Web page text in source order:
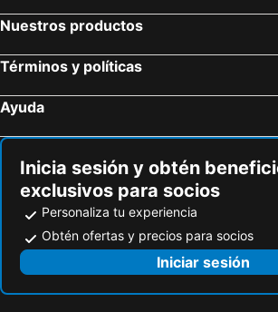
Nuestros productos
Términos y políticas
Ayuda
Inicia sesión y obtén
exclusivos para socios
Personaliza tu experiencia
Obtén ofertas y precios para socios
Iniciar sesión